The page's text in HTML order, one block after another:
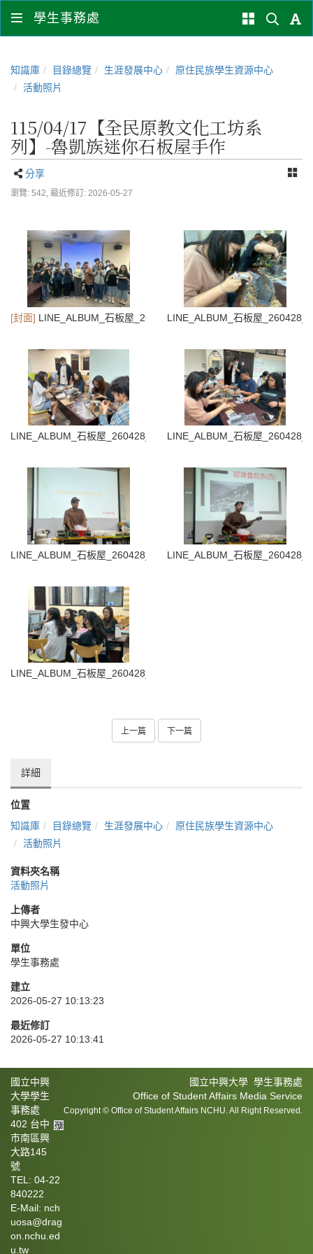
學生事務處
知識庫 目錄總覽 生涯發展中心
原住民族學生資源中心
活動照片
115/04/17【全民原教文化工坊系
列】-魯凱族迷你石板屋手作
分享
瀏覽: 542, 最近修訂: 2026-05-27
[封面] LINE_ALBUM_石板屋_260428_3LINE_ALBUM_石板屋
LINE_ALBUM_石板屋_260428_47 LINE_ALBUM_石板屋
LINE_ALBUM_石板屋_260428_77 LINE_ALBUM_石板屋
LINE_ALBUM_石板屋_260428_96
上一篇 下一篇
詳細
位置
知識庫
目錄總覽 生涯發展中心
原住民族學生資源中心
活動照片
資料夾名稱
活動照片
上傳者
中興大學生發中心
單位
學生事務處
建立
2026-05-27 10:13:23
最近修訂
2026-05-27 10:13:41
國立中興大學 學生事務處
Office of Student Affairs Media Service
Copyright © Office of Student Affairs NCHU. All Right Reserved.
國立中興
大學學生
事務處
402 台中
市南區興
大路145
號
TEL: 04-22
840222
E-Mail: nch
uosa@drag
on.nchu.ed
u.tw